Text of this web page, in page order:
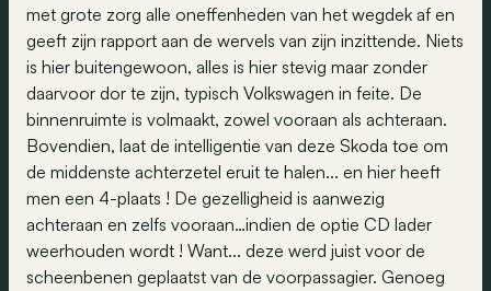
met grote zorg alle oneffenheden van het wegdek af en
geeft zijn rapport aan de wervels van zijn inzittende. Niets
is hier buitengewoon, alles is hier stevig maar zonder
daarvoor dor te zijn, typisch Volkswagen in feite. De
binnenruimte is volmaakt, zowel vooraan als achteraan.
Bovendien, laat de intelligentie van deze Skoda toe om
de middenste achterzetel eruit te halen... en hier heeft
men een 4-plaats ! De gezelligheid is aanwezig
achteraan en zelfs vooraan…indien de optie CD lader
weerhouden wordt ! Want... deze werd juist voor de
scheenbenen geplaatst van de voorpassagier. Genoeg